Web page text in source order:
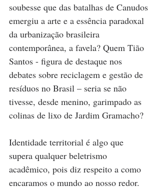
soubesse que das batalhas de Canudos
emergiu a arte e a essência paradoxal
da urbanização brasileira
contemporânea, a favela? Quem Tião
Santos - figura de destaque nos
debates sobre reciclagem e gestão de
resíduos no Brasil – seria se não
tivesse, desde menino, garimpado as
colinas de lixo de Jardim Gramacho?
Identidade territorial é algo que
supera qualquer beletrismo
acadêmico, pois diz respeito a como
encaramos o mundo ao nosso redor.